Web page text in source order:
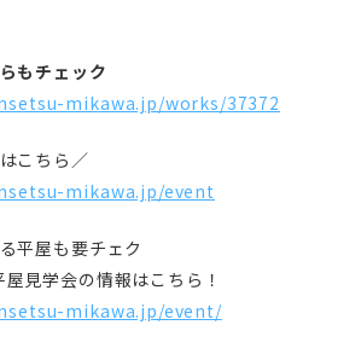
もチェック
mikawa.jp/works/37372
こちら／
mikawa.jp/event
平屋も要チェク
見学会の情報はこちら！
mikawa.jp/event/